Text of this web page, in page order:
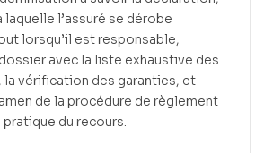
l’assuré se dérobe
lorsqu’il est responsable,
avec la liste exhaustive des
la vérification des garanties, et
de la procédure de règlement
du recours.